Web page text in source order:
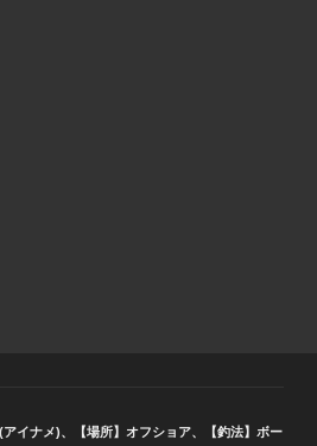
アイナメ)、 【場所】オフショア、
【釣法】ボー